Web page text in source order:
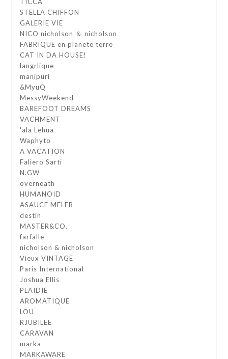
STELLA CHIFFON
GALERIE VIE
NICO nicholson ＆ nicholson
FABRIQUE en planete terre
CAT IN DA HOUSE!
langrlique
manipuri
&MyuQ
MessyWeekend
BAREFOOT DREAMS
VACHMENT
'ala Lehua
Waphyto
A VACATION
Faliero Sarti
N.GW
overneath
HUMANOID
ASAUCE MELER
destin
MASTER&CO.
farfalle
nicholson & nicholson
Vieux VINTAGE
Paris International
Joshua Ellis
PLAIDIE
AROMATIQUE
LOU
RJUBILEE
CARAVAN
marka
MARKAWARE